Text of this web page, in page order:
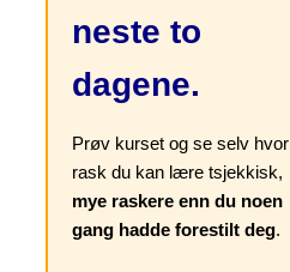
neste to
dagene.
Prøv kurset og se selv hvor
rask du kan lære tsjekkisk,
mye raskere enn du noen
gang hadde forestilt deg.